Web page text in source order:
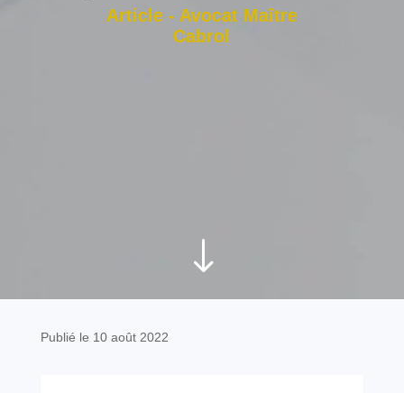
Article - Avocat Maître
Cabrol
"
Publié le 10 août 2022